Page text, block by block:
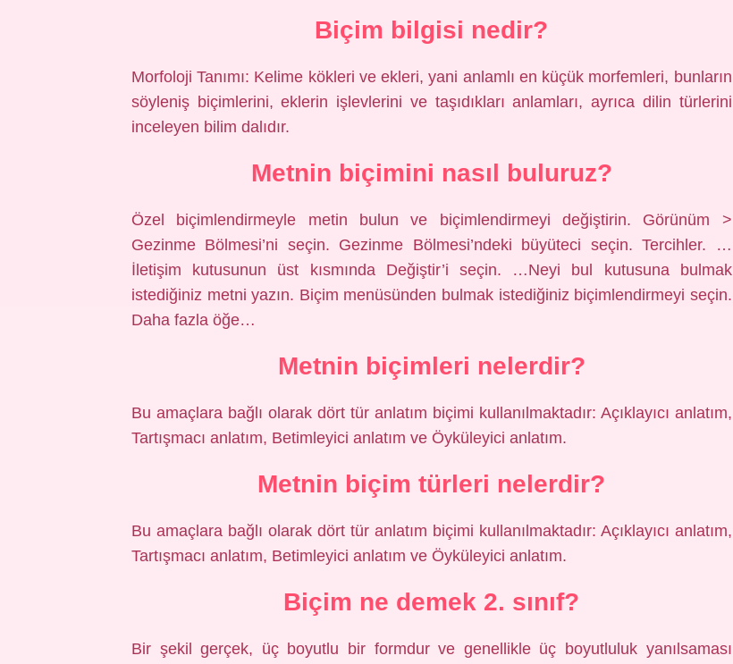
Biçim bilgisi nedir?
Morfoloji Tanımı: Kelime kökleri ve ekleri, yani anlamlı en küçük morfemleri, bunların
söyleniş biçimlerini, eklerin işlevlerini ve taşıdıkları anlamları, ayrıca dilin türlerini
inceleyen bilim dalıdır.
Metnin biçimini nasıl buluruz?
Özel biçimlendirmeyle metin bulun ve biçimlendirmeyi değiştirin. Görünüm >
Gezinme Bölmesi’ni seçin. Gezinme Bölmesi’ndeki büyüteci seçin. Tercihler. …
İletişim kutusunun üst kısmında Değiştir’i seçin. …Neyi bul kutusuna bulmak
istediğiniz metni yazın. Biçim menüsünden bulmak istediğiniz biçimlendirmeyi seçin.
Daha fazla öğe…
Metnin biçimleri nelerdir?
Bu amaçlara bağlı olarak dört tür anlatım biçimi kullanılmaktadır: Açıklayıcı anlatım,
Tartışmacı anlatım, Betimleyici anlatım ve Öyküleyici anlatım.
Metnin biçim türleri nelerdir?
Bu amaçlara bağlı olarak dört tür anlatım biçimi kullanılmaktadır: Açıklayıcı anlatım,
Tartışmacı anlatım, Betimleyici anlatım ve Öyküleyici anlatım.
Biçim ne demek 2. sınıf?
Bir şekil gerçek, üç boyutlu bir formdur ve genellikle üç boyutluluk yanılsaması